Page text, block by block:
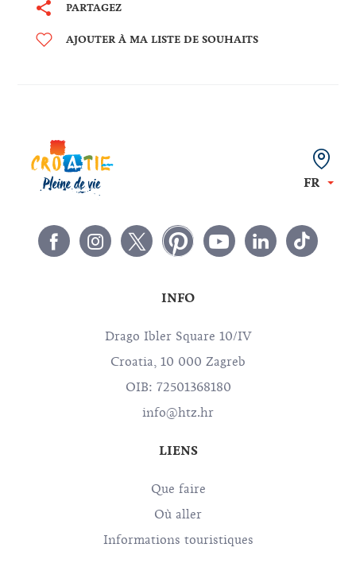
PARTAGEZ
AJOUTER À MA LISTE DE SOUHAITS
FR
INFO
Drago Ibler Square 10/IV
Croatia, 10 000 Zagreb
OIB: 72501368180
info@htz.hr
LIENS
Que faire
Où aller
Informations touristiques